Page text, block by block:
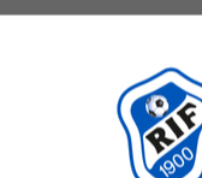
Se
ved at